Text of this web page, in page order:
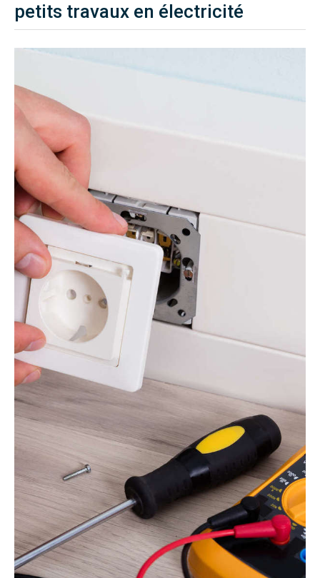
petits travaux en électricité